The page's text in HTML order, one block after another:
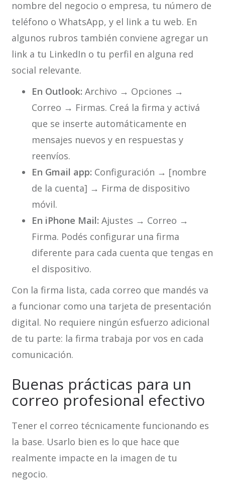
nombre del negocio o empresa, tu número de
teléfono o WhatsApp, y el link a tu web. En
algunos rubros también conviene agregar un
link a tu LinkedIn o tu perfil en alguna red
social relevante.
En Outlook: Archivo → Opciones →
Correo → Firmas. Creá la firma y activá
que se inserte automáticamente en
mensajes nuevos y en respuestas y
reenvíos.
En Gmail app: Configuración → [nombre
de la cuenta] → Firma de dispositivo
móvil.
En iPhone Mail: Ajustes → Correo →
Firma. Podés configurar una firma
diferente para cada cuenta que tengas en
el dispositivo.
Con la firma lista, cada correo que mandés va
a funcionar como una tarjeta de presentación
digital. No requiere ningún esfuerzo adicional
de tu parte: la firma trabaja por vos en cada
comunicación.
Buenas prácticas para un
correo profesional efectivo
Tener el correo técnicamente funcionando es
la base. Usarlo bien es lo que hace que
realmente impacte en la imagen de tu
negocio.